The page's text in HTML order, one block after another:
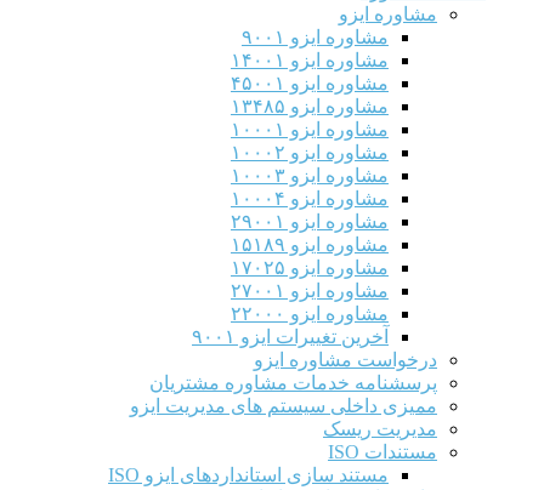
مشاوره ایزو
مشاوره ایزو ۹۰۰۱
مشاوره ایزو ۱۴۰۰۱
مشاوره ایزو ۴۵۰۰۱
مشاوره ایزو ۱۳۴۸۵
مشاوره ایزو ۱۰۰۰۱
مشاوره ایزو ۱۰۰۰۲
مشاوره ایزو ۱۰۰۰۳
مشاوره ایزو ۱۰۰۰۴
مشاوره ایزو ۲۹۰۰۱
مشاوره ایزو ۱۵۱۸۹
مشاوره ایزو ۱۷۰۲۵
مشاوره ایزو ۲۷۰۰۱
مشاوره ایزو ۲۲۰۰۰
آخرین تغییرات ایزو ۹۰۰۱
درخواست مشاوره ایزو
پرسشنامه خدمات مشاوره مشتریان
ممیزی داخلی سیستم های مدیریت ایزو
مدیریت ریسک
مستندات ISO
مستند سازی استانداردهای ایزو ISO